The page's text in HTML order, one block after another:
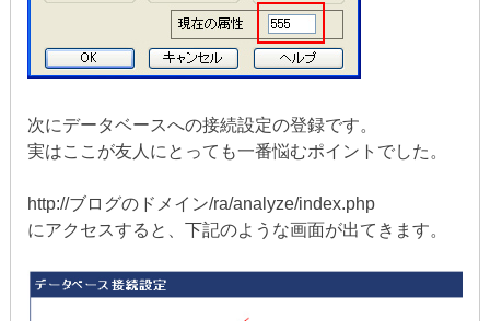
次にデータベースへの接続設定の登録です。
実はここが友人にとっても一番悩むポイントでした。
http://ブログのドメイン/ra/analyze/index.php
にアクセスすると、下記のような画面が出てきます。